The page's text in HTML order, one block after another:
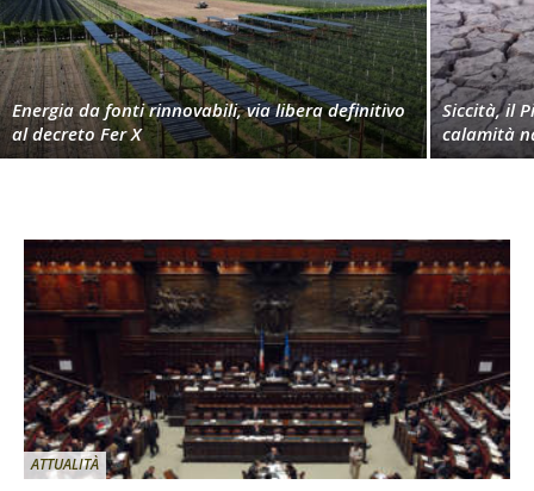
Energia da fonti rinnovabili, via libera definitivo
al decreto Fer X
Siccità, il
calamità
ATTUALITÀ